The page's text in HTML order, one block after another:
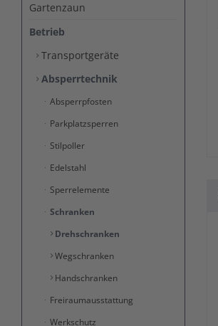
Gartenzaun
Betrieb
Transportgeräte
Absperrtechnik
Absperrpfosten
Parkplatzsperren
Stilpoller
Edelstahl
Sperrelemente
Schranken
Drehschranken
Wegschranken
Handschranken
Freiraumausstattung
Werkschutz